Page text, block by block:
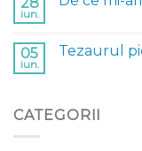
iun.
05
iun.
Tezaurul
CATEGORII